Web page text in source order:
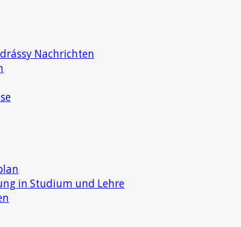
Nachrichten
in Studium und Lehre